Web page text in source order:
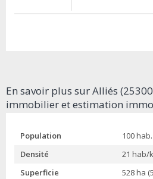
En savoir plus sur Alliés
immobilier et estimation
Population
100 hab.
Densité
21 hab/
Superficie
528 ha